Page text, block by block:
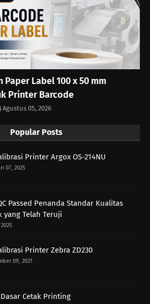
Paper Label 100 x 50 mm
Printer Barcode
Agustus 05, 2026
Popular Posts
Printer Argox OS-214NU
07, 2025
Passed Penanda Standar Kualitas
yang Telah Teruji
Printer Zebra ZD230
09, 2021
Cetak Printing